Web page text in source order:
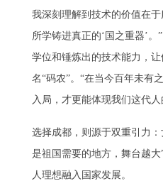
我深刻理解到技术的价值在
所学铸进真正的‘国之重器’
学位和锤炼出的技术能力，
名“码农”。“在当今百年未有
入局，才更能体现我们这代人
选择成都，则源于双重引力
是祖国需要的地方，舞台越
人理想融入国家发展。